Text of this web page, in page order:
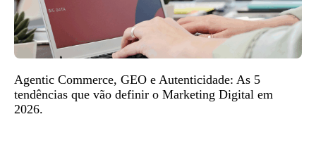
Agentic Commerce, GEO e Autenticidade: As 5
tendências que vão definir o Marketing Digital em
2026.